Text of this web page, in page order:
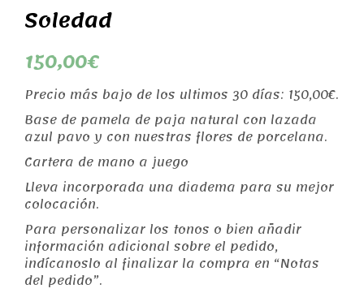
Soledad
150,00€
Precio más bajo de los ultimos 30 días: 150,00€.
Base de pamela de paja natural con lazada
azul pavo y con nuestras flores de porcelana.
Cartera de mano a juego
Lleva incorporada una diadema para su mejor
colocación.
Para personalizar los tonos o bien añadir
información adicional sobre el pedido,
indícanoslo al finalizar la compra en “Notas
del pedido”.